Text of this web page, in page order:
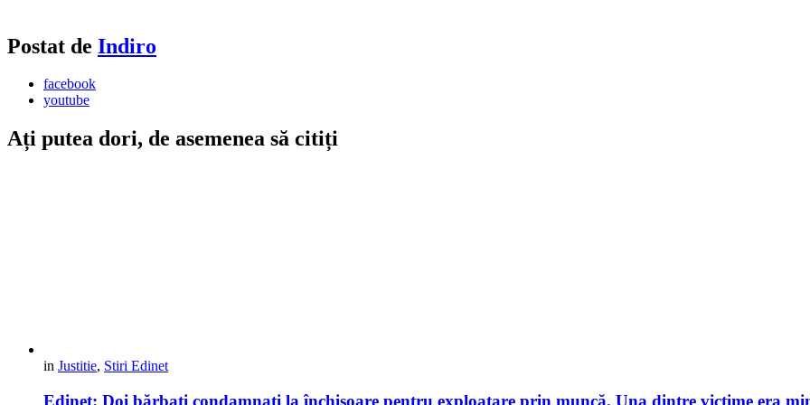
Postat de Indiro
facebook
youtube
Ați putea dori, de asemenea să citiți
in Justitie, Stiri Edinet
Edineț: Doi bărbați condamnați la închisoare pentru exploatare prin muncă. Una dintre victime era